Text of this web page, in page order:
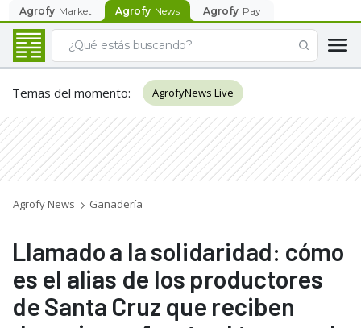
Agrofy Market Agrofy News Agrofy Pay
Temas del momento: AgrofyNews Live
Agrofy News Ganadería
Llamado a la solidaridad: cómo
es el alias de los productores
de Santa Cruz que reciben